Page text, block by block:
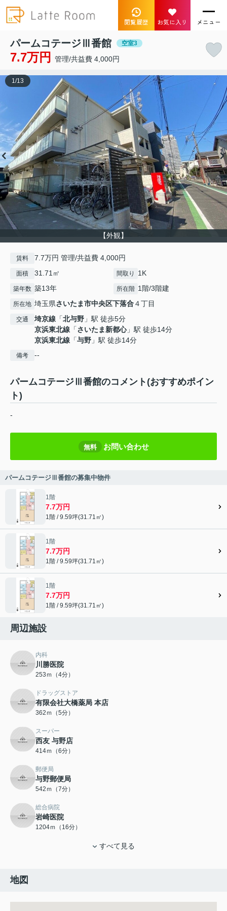
閲覧履歴 お気に入り メニュー
パームコテージⅢ番館 空室3
7.7万円 管理/共益費 4,000円
【外観】
1 /13
賃料 7.7万円 管理/共益費 4,000円
面積 31.71㎡ 間取り 1K
築年数 築13年 所在階 1階/3階建
所在地 埼玉県さいたま市中央区下落合４丁目
交通 埼京線 「北与野 」駅 徒歩5分
京浜東北線 「さいたま新都心」駅 徒歩14分
京浜東北線 「与野 」駅 徒歩14分
備考 --
パームコテージⅢ番館のコメント(おすすめポイン
ト)
-
無料 お問い合わせ
パームコテージⅢ番館の募集中物件
1階
7.7万円
1階 / 9.59坪(31.71㎡)
1階
7.7万円
1階 / 9.59坪(31.71㎡)
1階
7.7万円
1階 / 9.59坪(31.71㎡)
周辺施設
内科
川勝医院
253ｍ（4分）
ドラッグストア
有限会社大橋薬局 本店
362ｍ（5分）
スーパー
西友 与野店
414ｍ（6分）
郵便局
与野郵便局
542ｍ（7分）
総合病院
岩崎医院
1204ｍ（16分）
すべて見る
地図